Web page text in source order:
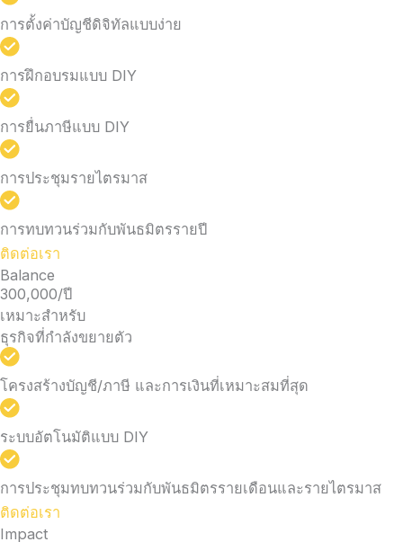
การตั้งค่าบัญชีดิจิทัลแบบง่าย
การฝึกอบรมแบบ DIY
การยื่นภาษีแบบ DIY
การประชุมรายไตรมาส
การทบทวนร่วมกับพันธมิตรรายปี
ติดต่อเรา
Balance
300,000/ปี
เหมาะสำหรับ
ธุรกิจที่กำลังขยายตัว
โครงสร้างบัญชี/ภาษี และการเงินที่เหมาะสมที่สุด
ระบบอัตโนมัติแบบ DIY
การประชุมทบทวนร่วมกับพันธมิตรรายเดือนและรายไตรมาส
ติดต่อเรา
Impact